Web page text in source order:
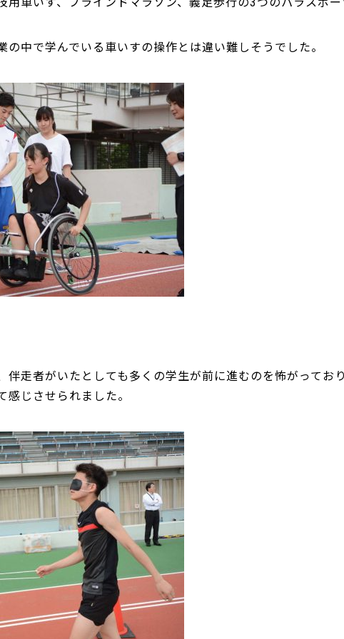
の中で学んでいる車いすの操作とは違い難しそうでした。
伴走者がいたとしても多くの学生が前に進むのを怖がってお
じさせられました。